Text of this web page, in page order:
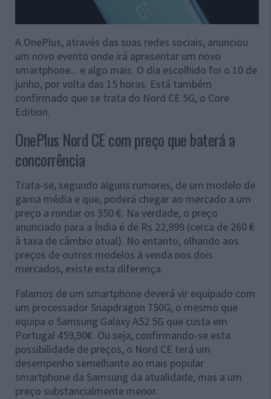
A OnePlus, através das suas redes sociais, anunciou
um novo evento onde irá apresentar um novo
smartphone... e algo mais. O dia escolhido foi o 10 de
junho, por volta das 15 horas. Está também
confirmado que se trata do Nord CE 5G, o Core
Edition.
OnePlus Nord CE com preço que baterá a
concorrência
Trata-se, segundo alguns rumores, de um modelo de
gama média e que, poderá chegar ao mercado a um
preço a rondar os 350 €. Na verdade, o preço
anunciado para a Índia é de Rs 22,999 (cerca de 260 €
à taxa de câmbio atual). No entanto, olhando aos
preços de outros modelos à venda nos dois
mercados, existe esta diferença.
Falamos de um smartphone deverá vir equipado com
um processador Snapdragon 750G, o mesmo que
equipa o Samsung Galaxy A52 5G que custa em
Portugal 459,90€. Ou seja, confirmando-se esta
possibilidade de preços, o Nord CE terá um
desempenho semelhante ao mais popular
smartphone da Samsung da atualidade, mas a um
preço substancialmente menor.